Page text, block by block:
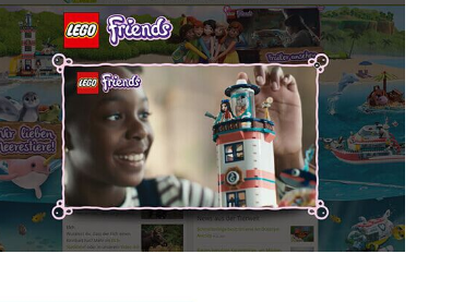
Lego Friends Online-Kampagne
für Werkmeister & Company GmbH
Lego
Werbekampagne Konzeptarbeit
Programmierung Gaming Filmschnitt